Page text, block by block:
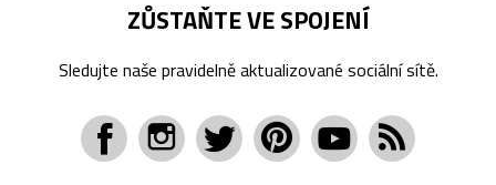
ZŮSTAŇTE VE SPOJENÍ
Sledujte naše pravidelně aktualizované sociální sítě.